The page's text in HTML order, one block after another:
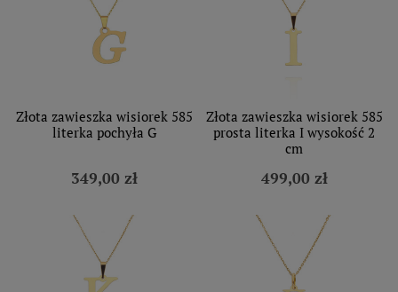
Złota zawieszka wisiorek 585
literka pochyła G
349,00 zł
Złota zawieszka wisiorek 585
prosta literka I wysokość 2
cm
499,00 zł